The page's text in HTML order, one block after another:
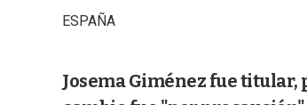
ESPAÑA
Josema Giménez fue